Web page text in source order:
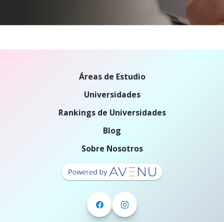
Áreas de Estudio
Universidades
Rankings de Universidades
Blog
Sobre Nosotros